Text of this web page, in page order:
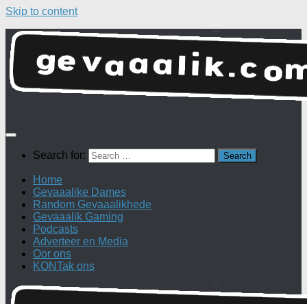
Skip to content
Search for:
Home
Gevaaalike Dames
Random Gevaaalikhede
Gevaaalik Gaming
Podcasts
Adverteer en Media
Oor ons
KONTak ons